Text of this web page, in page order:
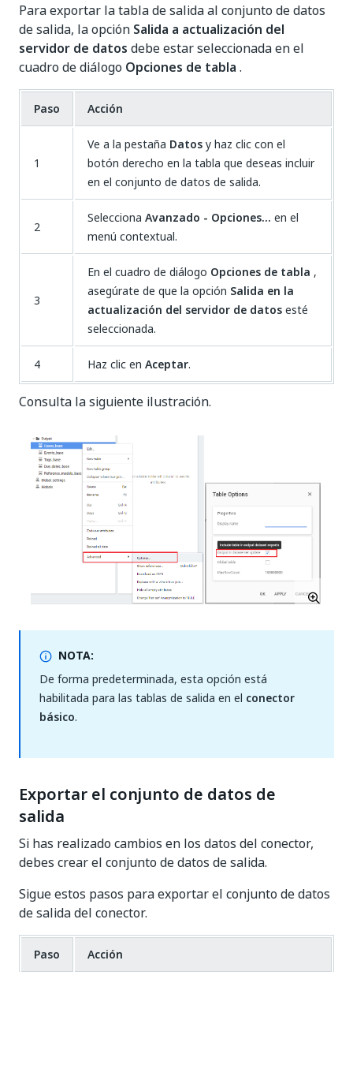
Para exportar la tabla de salida al conjunto de datos
de salida, la opción Salida a actualización del
servidor de datos debe estar seleccionada en el
cuadro de diálogo Opciones de tabla .
Paso Acción
1
Ve a la pestaña Datosy haz clic con el
botón derecho en la tabla que deseas incluir
en el conjunto de datos de salida.
2
Selecciona Avanzado - Opciones... en el
menú contextual.
3
En el cuadro de diálogo Opciones de tabla ,
asegúrate de que la opción Salida en la
actualización del servidor de datosesté
seleccionada.
4 Haz clic en Aceptar.
Consulta la siguiente ilustración.
NOTA:
De forma predeterminada, esta opción está
habilitada para las tablas de salida en el conector
básico.
Exportar el conjunto de datos de
salida
Si has realizado cambios en los datos del conector,
debes crear el conjunto de datos de salida.
Sigue estos pasos para exportar el conjunto de datos
de salida del conector.
Paso Acción